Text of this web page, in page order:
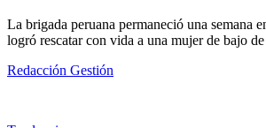
La brigada peruana permaneció una semana
logró rescatar con vida a una mujer de bajo
Redacción Gestión